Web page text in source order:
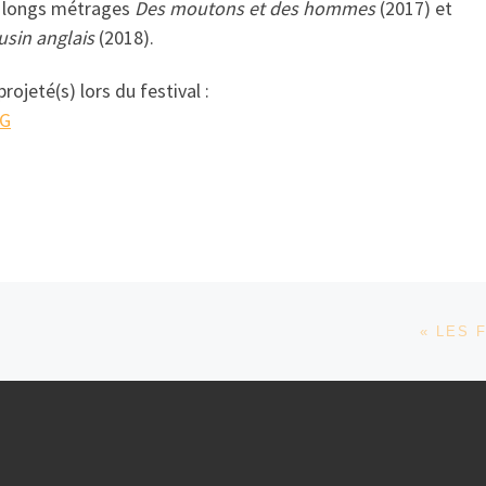
métrages Des moutons et des hommes(2017) et
anglais(2018).
lors du festival :
« LES